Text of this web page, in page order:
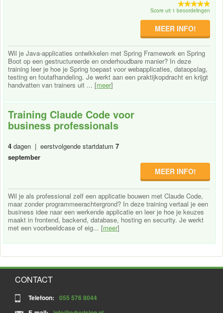
Score uit 1 beoordelingen
MEER INFO!
Wil je Java-applicaties ontwikkelen met Spring Framework en Spring
Boot op een gestructureerde en onderhoudbare manier? In deze
training leer je hoe je Spring toepast voor webapplicaties, dataopslag,
testing en foutafhandeling. Je werkt aan een praktijkopdracht en krijgt
handvatten van trainers uit ... [meer]
Training Claude Code voor
business professionals
4 dagen | eerstvolgende startdatum 7
september
MEER INFO!
Wil je als professional zelf een applicatie bouwen met Claude Code,
maar zonder programmeerachtergrond? In deze training vertaal je een
business idee naar een werkende applicatie en leer je hoe je keuzes
maakt in frontend, backend, database, hosting en security. Je werkt
met een voorbeeldcase of eig... [meer]
CONTACT
Telefoon:
055 576 8044